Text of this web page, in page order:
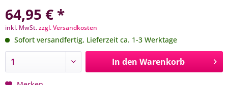
64,95 € *
inkl. MwSt.zzgl. Versandkosten
Sofort versandfertig, Lieferzeit ca. 1-3 Werktage
In den Warenkorb